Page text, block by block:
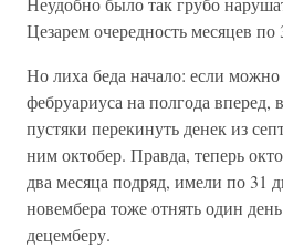
Цезарем очередность месяцев
Но лиха беда начало: если
фебруариуса на полгода вперед,
пустяки перекинуть денек из
ним октобер. Правда, теперь
два месяца подряд, имели по
новембера тоже отнять один
децемберу.